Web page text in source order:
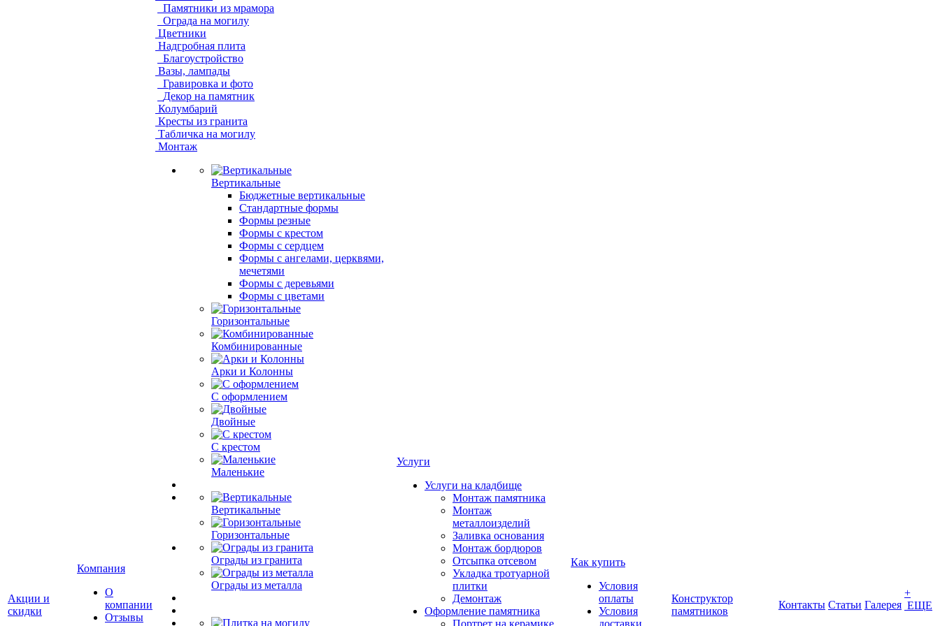
Акции и
скидки
Компания
О
компании
Отзывы
Памятники из мрамора
Ограда на могилу
Цветники
Надгробная плита
Благоустройство
Вазы, лампады
Гравировка и фото
Декор на памятник
Колумбарий
Кресты из гранита
Табличка на могилу
Монтаж
Вертикальные
Бюджетные вертикальные
Стандартные формы
Формы резные
Формы с крестом
Формы с сердцем
Формы с ангелами, церквями,
мечетями
Формы с деревьями
Формы с цветами
Горизонтальные
Комбинированные
Арки и Колонны
С оформлением
Двойные
С крестом
Маленькие
Вертикальные
Горизонтальные
Ограды из гранита
Ограды из металла
Услуги
Услуги на кладбище
Монтаж памятника
Монтаж
металлоизделий
Заливка основания
Монтаж бордюров
Отсыпка отсевом
Укладка тротуарной
плитки
Демонтаж
Оформление памятника
Портрет на керамике
Как купить
Условия
оплаты
Условия
доставки
Конструктор
памятников
Контакты Статьи Галерея
+
ЕЩЕ